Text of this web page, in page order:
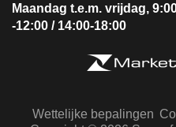
Maandag t.e.m. vrijdag,
-12:00 / 14:00-18:00
Wettelijke bepalingen